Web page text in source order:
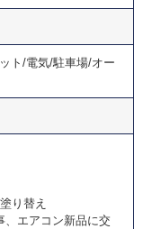
ト/電気/駐車場/オー
り替え
、エアコン新品に交